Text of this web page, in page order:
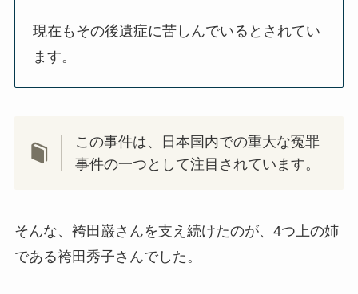
現在もその後遺症に苦しんでいるとされてい
ます。
この事件は、日本国内での重大な冤罪
事件の一つとして注目されています。
そんな、袴田巌さんを支え続けたのが、4つ上の姉
である袴田秀子さんでした。